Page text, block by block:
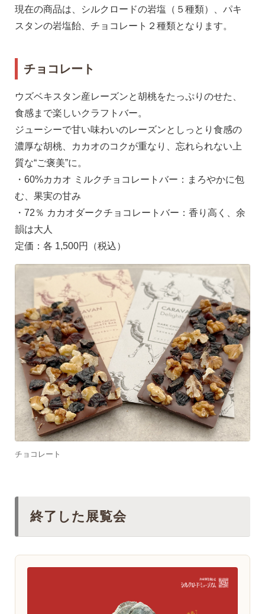
現在の商品は、シルクロードの岩塩（５種類）、パキ
スタンの岩塩飴、チョコレート２種類となります。
チョコレート
ウズベキスタン産レーズンと胡桃をたっぷりのせた、
食感まで楽しいクラフトバー。
ジューシーで甘い味わいのレーズンとしっとり食感の
濃厚な胡桃、カカオのコクが重なり、忘れられない上
質な“ご褒美”に。
・60%カカオ ミルクチョコレートバー：まろやかに包
む、果実の甘み
・72％ カカオダークチョコレートバー：香り高く、余
韻は大人
定価：各 1,500円（税込）
チョコレート
終了した展覧会